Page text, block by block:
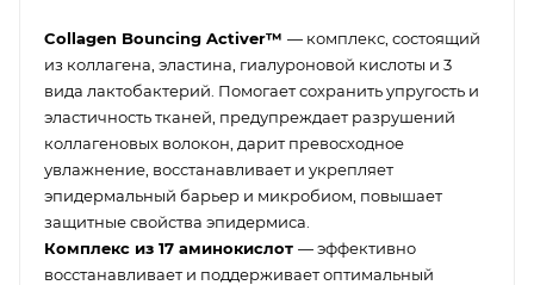
Collagen Bouncing Activer™ — комплекс, состоящий
из коллагена, эластина, гиалуроновой кислоты и 3
вида лактобактерий. Помогает сохранить упругость и
эластичность тканей, предупреждает разрушений
коллагеновых волокон, дарит превосходное
увлажнение, восстанавливает и укрепляет
эпидермальный барьер и микробиом, повышает
защитные свойства эпидермиса.
Комплекс из 17 аминокислот — эффективно
восстанавливает и поддерживает оптимальный